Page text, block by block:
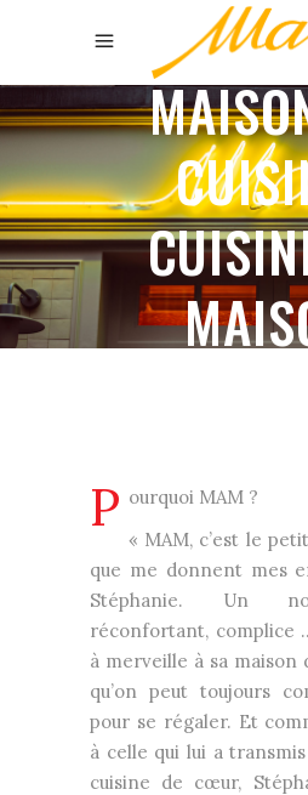
P ourquoi MAM ?
« MAM, c’est le
que me donnent mes
Stéphanie. Un
réconfortant, complice
à merveille à sa maison
qu’on peut toujours
pour se régaler. Et
à celle qui lui a
cuisine de cœur,